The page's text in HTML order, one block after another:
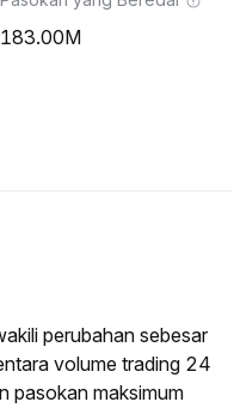
183.00M
perubahan sebesar
volume trading 24
pasokan maksimum